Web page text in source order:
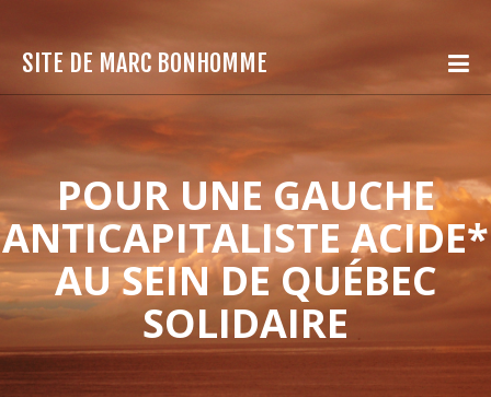
SITE DE MARC BONHOMME
POUR UNE GAUCHE
ANTICAPITALISTE ACIDE*
AU SEIN DE QUÉBEC
SOLIDAIRE